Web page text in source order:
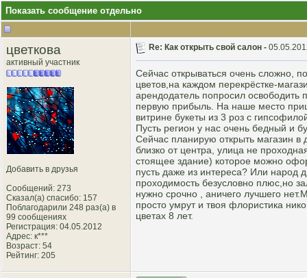
Показать сообщение отдельно
цветкова
активный участник
Добавить в друзья
Сообщений: 273
Сказал(а) спасибо: 157
Поблагодарили 248 раз(а) в
99 сообщениях
Регистрация: 04.05.2012
Адрес: к***
Возраст: 54
Рейтинг: 205
Re: Как открыть свой салон -
Сейчас открываться очень сложно,
цветов,на каждом перекрёстке-
арендодатель попросил освободить
первую прибыль. На наше место
витрине букеты из 3 роз с
Пусть регион у нас очень бедный и
Сейчас планирую открыть магазин
близко от центра, улица не
стоящее здание) которое можно
пусть даже из интереса? Или народ
проходимость безусловно плюс,но
нужно срочно , аничего лучшего
просто умрут и твоя флористика
цветах 8 лет.